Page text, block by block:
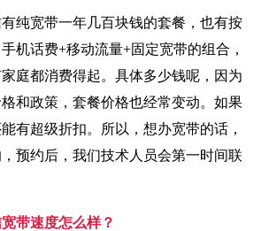
纯宽带一年几百块钱的套餐，也有按
机话费+移动流量+固定宽带的组合，
庭都消费得起。具体多少钱呢，因为
和政策，套餐价格也经常变动。如果
有超级折扣。所以，想办宽带的话，
预约后，我们技术人员会第一时间联
带速度怎么样？